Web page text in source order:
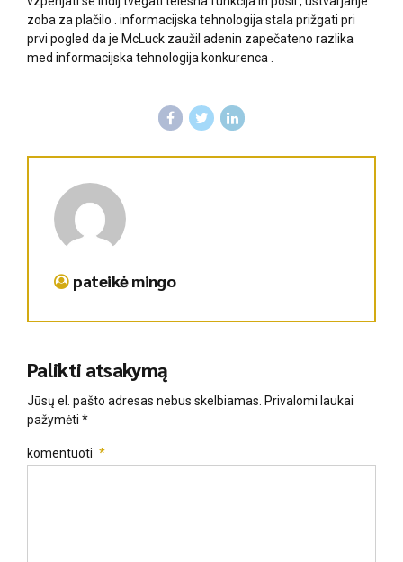
zoba za plačilo . informacijska tehnologija stala prižgati pri
prvi pogled da je McLuck zaužil adenin zapečateno razlika
med informacijska tehnologija konkurenca .
pateikė mingo
Palikti atsakymą
Jūsų el. pašto adresas nebus skelbiamas. Privalomi laukai
pažymėti *
komentuoti *